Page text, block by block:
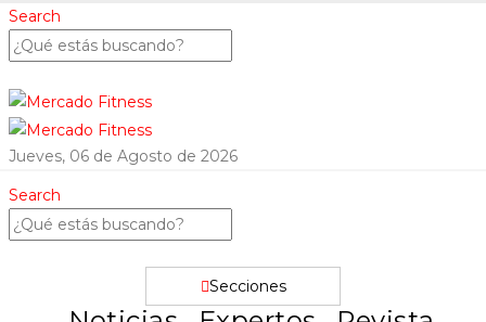
Search
Jueves, 06 de Agosto de 2026
Search
Secciones